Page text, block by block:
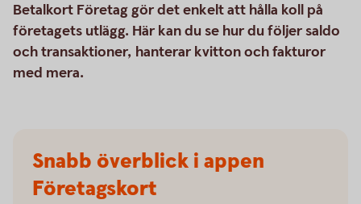
Betalkort Företag gör det enkelt att hålla koll på
företagets utlägg. Här kan du se hur du följer saldo
och transaktioner, hanterar kvitton och fakturor
med mera.
Snabb överblick i appen
Företagskort